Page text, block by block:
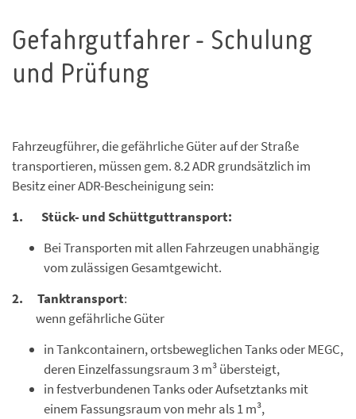
Gefahrgutfahrer - Schulung
und Prüfung
Fahrzeugführer, die gefährliche Güter auf der Straße
transportieren, müssen gem. 8.2 ADR grundsätzlich im
Besitz einer ADR-Bescheinigung sein:
1. Stück- und Schüttguttransport:
Bei Transporten mit allen Fahrzeugen unabhängig
vom zulässigen Gesamtgewicht.
2.
Tanktransport:
wenn gefährliche Güter
in Tankcontainern, ortsbeweglichen Tanks oder MEGC,
deren Einzelfassungsraum 3 m³ übersteigt,
in festverbundenen Tanks oder Aufsetztanks mit
einem Fassungsraum von mehr als 1 m³,